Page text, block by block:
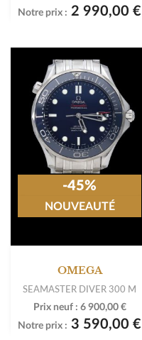
Notre prix : 2 990,00 €
OMEGA
SEAMASTER DIVER 300 M
Prix neuf : 6 900,00 €
Notre prix : 3 590,00 €
-45%
NOUVEAUTÉ